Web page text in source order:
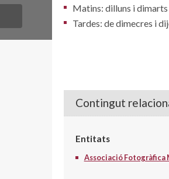
Matins: dilluns i dimarts
Tardes: de dimecres i
Contingut
Entitats
Associació Fotogràfica